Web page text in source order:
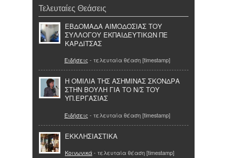
Τελευταίες Θεάσεις
ΕΒΔΟΜΑΔΑ ΑΙΜΟΔΟΣΙΑΣ ΤΟΥ
ΣΥΛΛΟΓΟΥ ΕΚΠΑΙΔΕΥΤΙΚΩΝ ΠΕ
ΚΑΡΔΙΤΣΑΣ
Ειδήσεις - τελευταία θέαση [timestamp]
H ΟΜΙΛΙΑ ΤΗΣ ΑΣΗΜΙΝΑΣ ΣΚΟΝΔΡΑ
ΣΤΗΝ ΒΟΥΛΗ ΓΙΑ ΤΟ Ν/Σ ΤΟΥ
ΥΠ.ΕΡΓΑΣΙΑΣ
Ειδήσεις - τελευταία θέαση [timestamp]
ΕΚΚΛΗΣΙΑΣΤΙΚΑ
Κοινωνικά- τελευταία θέαση [timestamp]